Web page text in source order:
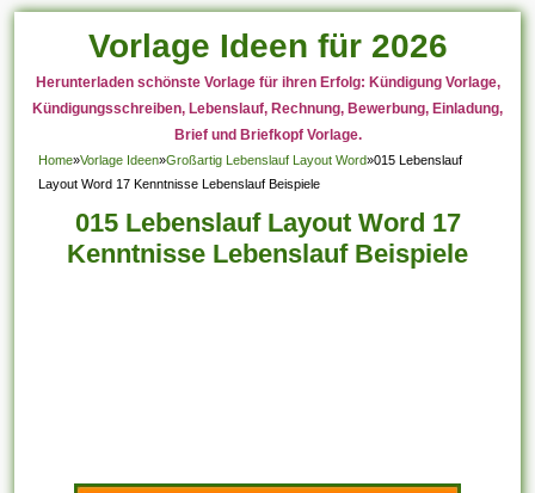
Vorlage Ideen für 2026
Herunterladen schönste Vorlage für ihren Erfolg: Kündigung Vorlage,
Kündigungsschreiben, Lebenslauf, Rechnung, Bewerbung, Einladung,
Brief und Briefkopf Vorlage.
Home»Vorlage Ideen»Großartig Lebenslauf Layout Word»015 Lebenslauf
Layout Word 17 Kenntnisse Lebenslauf Beispiele
015 Lebenslauf Layout Word 17
Kenntnisse Lebenslauf Beispiele